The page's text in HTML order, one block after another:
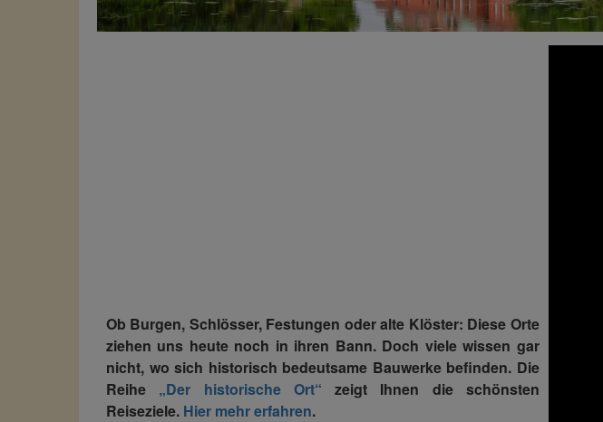
Ob Burgen, Schlösser, Festungen oder alte Klöster: Diese Orte
ziehen uns heute noch in ihren Bann. Doch viele wissen gar
nicht, wo sich historisch bedeutsame Bauwerke befinden. Die
Reihe „Der historische Ort“ zeigt Ihnen die schönsten
Reiseziele. Hier mehr erfahren.